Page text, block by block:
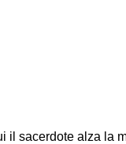
il sacerdote alza la